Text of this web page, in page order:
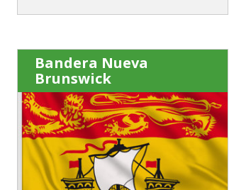
Bandera Nueva
Brunswick